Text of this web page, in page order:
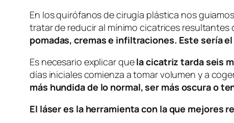
En los quirófanos de cirugía plástica nos
tratar de reducir al mínimo cicatrices
pomadas, cremas e infiltraciones. Este sería
Es necesario explicar quela cicatriz tarda seis
días iniciales comienza a tomar volumen y a
más hundida de lo normal, ser más oscura o
El láser es la herramienta con la que mejores